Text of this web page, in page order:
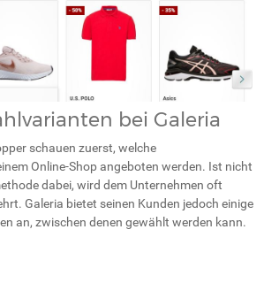
bei Galeria
schauen zuerst, welche
Online-Shop angeboten werden. Ist nicht
dabei, wird dem Unternehmen oft
Galeria bietet seinen Kunden jedoch einige
an, zwischen denen gewählt werden kann.